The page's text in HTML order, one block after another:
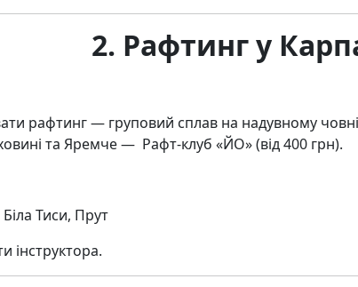
2. Рафтинг у
рафтинг — груповий сплав на надувному човні
та Яремче — Рафт-клуб «ЙО» (від 400 грн).
Тиси, Прут
інструктора.